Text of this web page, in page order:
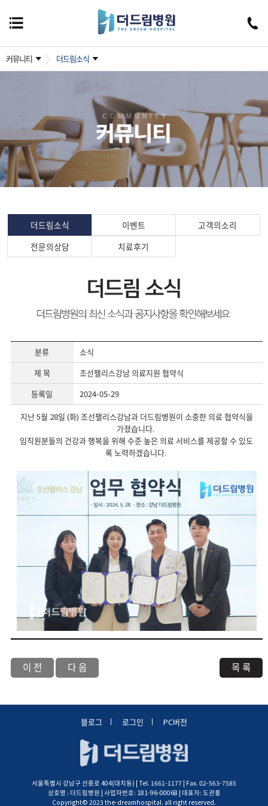
커뮤니티 더드림소식
더드림소식 이벤트
고객의소리
전문의상담
치료후기
분류
소식
제 목
조선팰리스강남 의료지원 협약식
등록일
2024-05-29
지난 5월 28일 (화) 조선팰리스강남과 더드림병원이 소중한 의료 협약식을
가졌습니다.
임직원분들의 건강과 행복을 위해 수준 높은 의료 서비스를 제공할 수 있도
록 노력하겠습니다.
이 전 다 음 목 록
블로그 로그인 PC버전
서울특별시 강남구 선릉로 404(대치동) | Tel. 1661-1177 | Fax. 02-563-7585
상호명 : 더드림병원 | 사업자번호: 181-96-00068 | 대표자: 도관홍
Copyright© 2023 the-dreamhospital. all right reserved.